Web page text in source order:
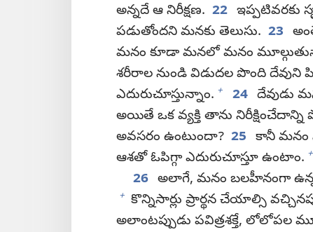
అన్నదే ఆ నిరీక్షణ. 22 ఇప్పటివరకు
పడుతోందని మనకు తెలుసు. 23
మనం కూడా మనలో మనం
శరీరాల నుండి విడుదల పొంది దేవుని
ఎదురుచూస్తున్నాం. + 24 దేవుడు
అయితే ఒక వ్యక్తి తాను
అవసరం ఉంటుందా? 25 కానీ మనం
ఆశతో ఓపిగ్గా ఎదురుచూస్తూ ఉంటాం. +
26 అలాగే, మనం బలహీనంగా
+ కొన్నిసార్లు ప్రార్థన చేయాల్సి
అలాంటప్పుడు పవిత్రశక్తే, లోలోపల